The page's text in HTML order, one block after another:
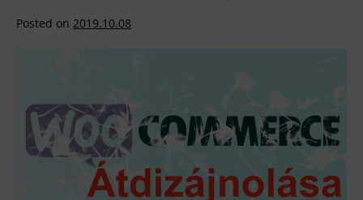
Posted on 2019.10.08